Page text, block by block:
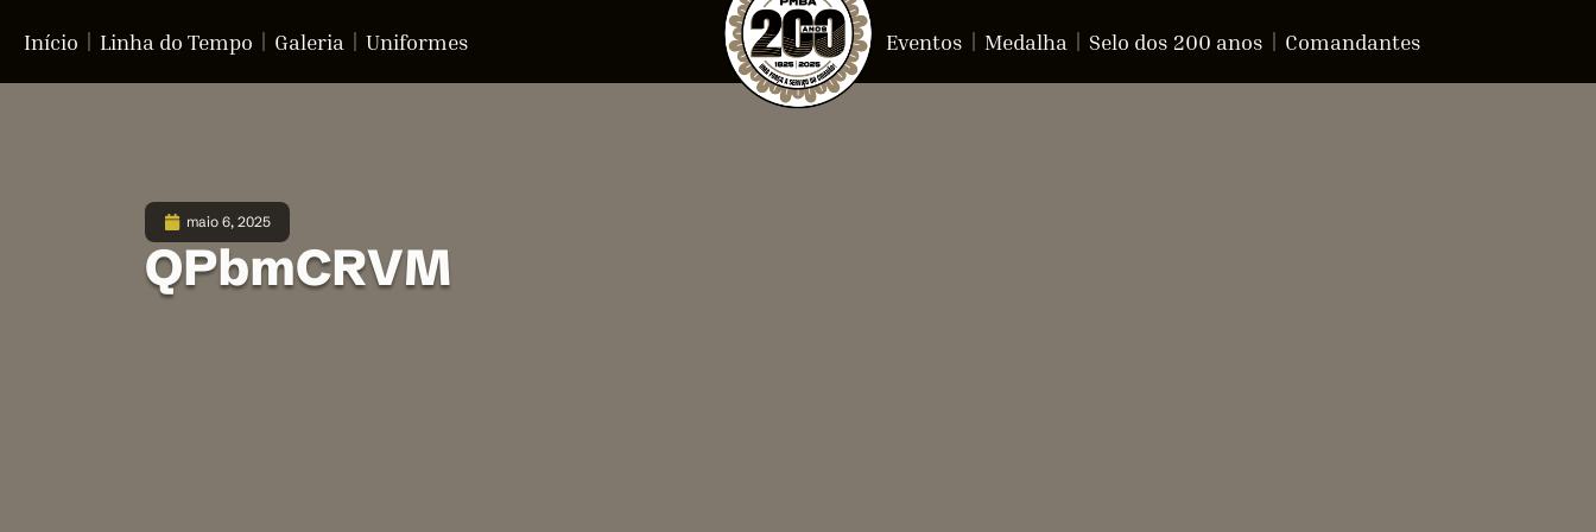
Início Linha do Tempo Galeria Uniformes Eventos Medalha Selo dos 200 anos Comandantes
maio 6, 2025
QPbmCRVM